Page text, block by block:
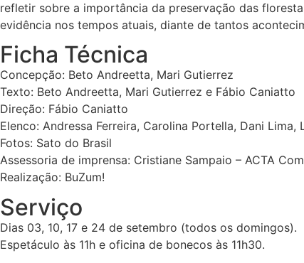
refletir sobre a importância da preservação das
evidência nos tempos atuais, diante de tantos
Ficha Técnica
Concepção: Beto Andreetta, Mari Gutierrez
Texto: Beto Andreetta, Mari Gutierrez e Fábio Caniatto
Direção: Fábio Caniatto
Elenco: Andressa Ferreira, Carolina Portella, Dani
Fotos: Sato do Brasil
Assessoria de imprensa: Cristiane Sampaio – ACTA
Realização: BuZum!
Serviço
Dias 03, 10, 17 e 24 de setembro (todos os domingos).
Espetáculo às 11h e oficina de bonecos às 11h30.